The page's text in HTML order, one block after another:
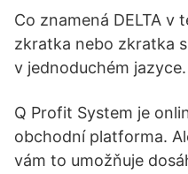
Co znamená DELTA v
zkratka nebo zkratka
v jednoduchém jazyce.
Q Profit System je
obchodní platforma.
vám to umožňuje